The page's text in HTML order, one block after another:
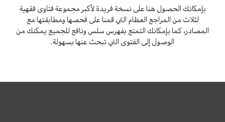
بإمكانك الحصول هنا على نسخة فريدة لأكبر مجموعة فتاوى فقهية
لثلاث من المراجع العظام التي قمنا على فحصها ومطابقتها مع
المصادر، كما بإمكانك التمتع بفهرس سلس ونافع للجميع يمكنك من
الوصول إلى الفتوى التي تبحث عنها بسهولة.